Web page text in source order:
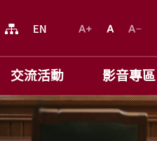
交流活動 影音專區